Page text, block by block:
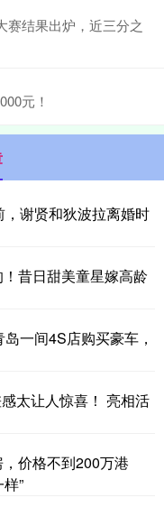
赛结果出炉，近三分之
元！
谢贤和狄波拉离婚时
昔日甜美童星嫁高龄
一间4S店购买豪车，
太让人惊喜！ 亮相活
价格不到200万港
”